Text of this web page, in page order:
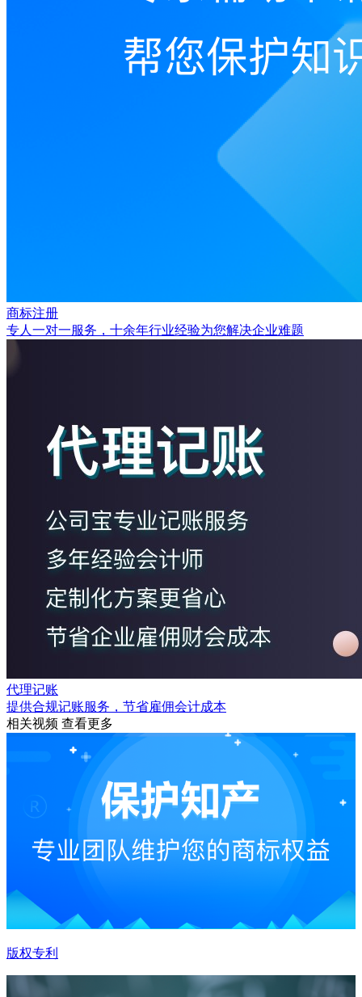
商标注册
专人一对一服务，十余年行业经验为您解决企业难题
代理记账
提供合规记账服务，节省雇佣会计成本
相关视频 查看更多
版权专利